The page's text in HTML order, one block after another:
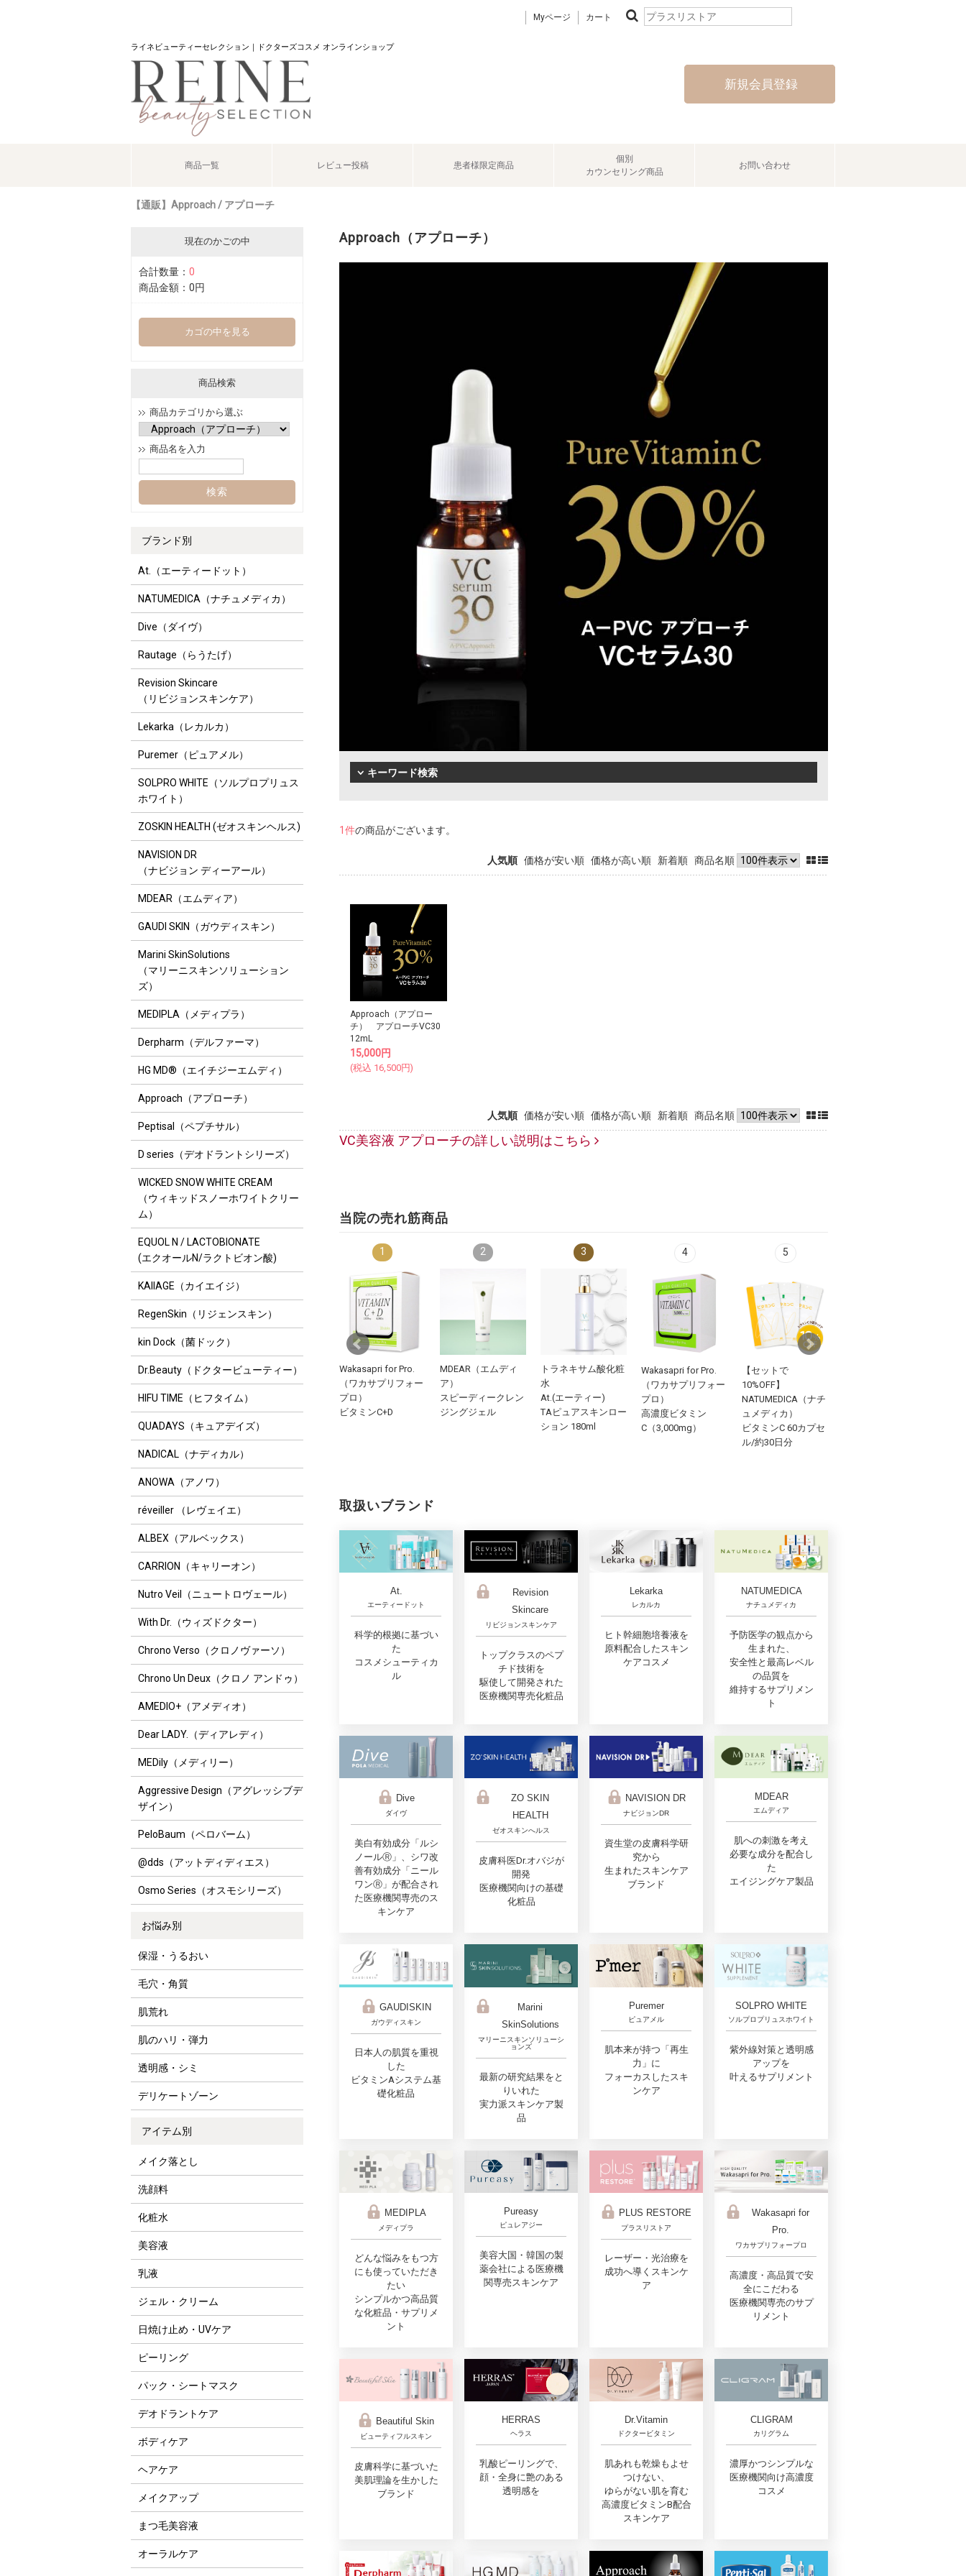
Myページ カート
ライネビューティーセレクション｜ドクターズコスメ オンラインショップ
新規会員登録
商品一覧 レビュー投稿 患者様限定商品
個別
カウンセリング商品
お問い合わせ
【通販】Approach / アプローチ
現在のかごの中
合計数量： 0
商品金額： 0円
カゴの中を見る
商品検索
商品カテゴリから選ぶ
商品名を入力
ブランド別
At.（エーティードット）
NATUMEDICA（ナチュメディカ）
Dive（ダイヴ）
Rautage（らうたげ）
Revision Skincare
（リビジョンスキンケア）
Lekarka（レカルカ）
Puremer（ピュアメル）
SOLPRO WHITE（ソルプロプリュス
ホワイト）
ZOSKIN HEALTH (ゼオスキンヘルス)
NAVISION DR
（ナビジョン ディーアール）
MDEAR（エムディア）
GAUDI SKIN（ガウディスキン）
Marini SkinSolutions
（マリーニスキンソリューション
ズ）
MEDIPLA（メディプラ）
Derpharm（デルファーマ）
HG MD®（エイチジーエムディ）
Approach（アプローチ）
Peptisal（ペプチサル）
D series（デオドラントシリーズ）
WICKED SNOW WHITE CREAM
（ウィキッドスノーホワイトクリー
ム）
EQUOL N / LACTOBIONATE
(エクオールN/ラクトビオン酸)
KAIIAGE（カイエイジ）
RegenSkin（リジェンスキン）
kin Dock（菌ドック）
Dr.Beauty（ドクタービューティー）
HIFU TIME（ヒフタイム）
QUADAYS（キュアデイズ）
NADICAL（ナディカル）
ANOWA（アノワ）
réveiller （レヴェイエ）
ALBEX（アルベックス）
CARRION（キャリーオン）
Nutro Veil（ニュートロヴェール）
With Dr.（ウィズドクター）
Chrono Verso（クロノヴァーソ）
Chrono Un Deux（クロノ アンドゥ）
AMEDIO+（アメディオ）
Dear LADY.（ディアレディ）
MEDily（メディリー）
Aggressive Design（アグレッシブデ
ザイン）
PeloBaum（ペロバーム）
@dds（アットディディエス）
Osmo Series（オスモシリーズ）
お悩み別
保湿・うるおい
毛穴・角質
肌荒れ
肌のハリ・弾力
透明感・シミ
デリケートゾーン
アイテム別
メイク落とし
洗顔料
化粧水
美容液
乳液
ジェル・クリーム
日焼け止め・UVケア
ピーリング
パック・シートマスク
デオドラントケア
ボディケア
ヘアケア
メイクアップ
まつ毛美容液
オーラルケア
Approach（アプローチ）
キーワード検索
1件の商品がございます。
人気順 価格が安い順 価格が高い順 新着順 商品名順
Approach（アプロー
チ） アプローチVC30
12mL
15,000円
(税込 16,500円)
人気順 価格が安い順 価格が高い順 新着順 商品名順
VC美容液 アプローチの詳しい説明はこちら
当院の売れ筋商品
NAVISION DR（ナビ
ジョン ディーアー
ル）
TAホワイトローショ
ンn【医薬部外品】
150mL
保湿オイル
At. (エーティー)
N/Vオイル 30mL
1
Wakasapri for Pro.
（ワカサプリフォー
プロ）
ビタミンC+D
2
MDEAR（エムディ
ア）
スピーディークレン
ジングジェル
3
トラネキサム酸化粧
水
At.(エーティー)
TAピュアスキンロー
ション 180ml
4
Wakasapri for Pro.
（ワカサプリフォー
プロ）
高濃度ビタミン
C（3,000mg）
5
【セットで
10%OFF】
NATUMEDICA（ナチ
ュメディカ）
ビタミンC 60カプセ
ル/約30日分
取扱いブランド
At.
エーティードット
科学的根拠に基づい
た
コスメシューティカ
ル
Revision
Skincare
リビジョンスキンケア
トップクラスのペプ
チド技術を
駆使して開発された
医療機関専売化粧品
Lekarka
レカルカ
ヒト幹細胞培養液を
原料配合したスキン
ケアコスメ
NATUMEDICA
ナチュメディカ
予防医学の観点から
生まれた、
安全性と最高レベル
の品質を
維持するサプリメン
ト
Dive
ダイヴ
美白有効成分「ルシ
ノールⓇ」、シワ改
善有効成分「ニール
ワンⓇ」が配合され
た医療機関専売のス
キンケア
ZO SKIN
HEALTH
ゼオスキンへルス
皮膚科医Dr.オバジが
開発
医療機関向けの基礎
化粧品
NAVISION DR
ナビジョンDR
資生堂の皮膚科学研
究から
生まれたスキンケア
ブランド
MDEAR
エムディア
肌への刺激を考え
必要な成分を配合し
た
エイジングケア製品
GAUDISKIN
ガウディスキン
日本人の肌質を重視
した
ビタミンAシステム基
礎化粧品
Marini
SkinSolutions
マリーニスキンソリューシ
ョンズ
最新の研究結果をと
りいれた
実力派スキンケア製
品
Puremer
ピュアメル
肌本来が持つ「再生
力」に
フォーカスしたスキ
ンケア
SOLPRO WHITE
ソルプロプリュスホワイト
紫外線対策と透明感
アップを
叶えるサプリメント
MEDIPLA
メディプラ
どんな悩みをもつ方
にも使っていただき
たい
シンプルかつ高品質
な化粧品・サプリメ
ント
Pureasy
ピュレアジー
美容大国・韓国の製
薬会社による医療機
関専売スキンケア
PLUS RESTORE
プラスリストア
レーザー・光治療を
成功へ導くスキンケ
ア
Wakasapri for
Pro.
ワカサプリフォープロ
高濃度・高品質で安
全にこだわる
医療機関専売のサプ
リメント
Beautiful Skin
ビューティフルスキン
皮膚科学に基づいた
美肌理論を生かした
ブランド
HERRAS
ヘラス
乳酸ピーリングで、
顔・全身に艶のある
透明感を
Dr.Vitamin
ドクタービタミン
肌あれも乾燥もよせ
つけない、
ゆらがない肌を育む
高濃度ビタミンB配合
スキンケア
CLIGRAM
カリグラム
濃厚かつシンプルな
医療機関向け高濃度
コスメ